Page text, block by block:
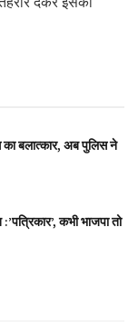
का बलात्कार, अब पुलिस ने
कभी भाजपा तो